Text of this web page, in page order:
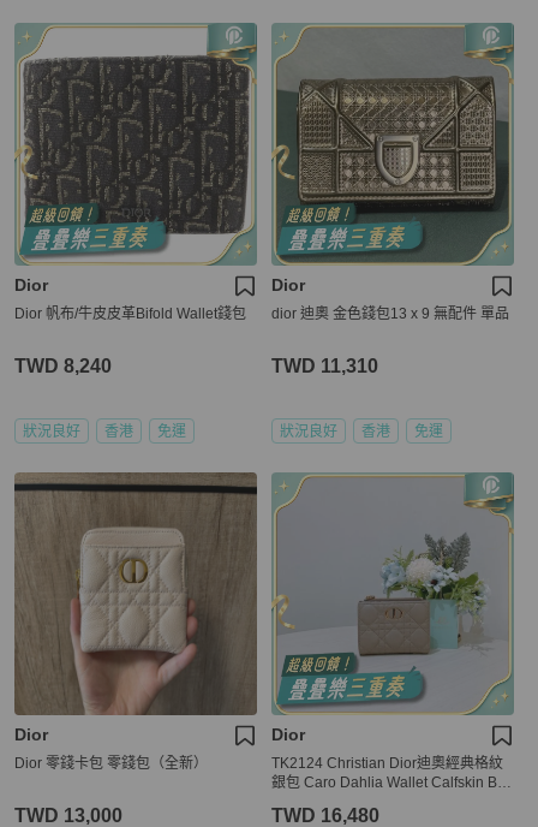
Dior
Dior 帆布/牛皮皮革Bifold Wallet錢包
TWD 8,240
狀況良好 香港 免運
Dior
dior 迪奧 金色錢包13 x 9 無配件 單品
TWD 11,310
狀況良好 香港 免運
Dior
Dior 零錢卡包 零錢包（全新）
TWD 13,000
Dior
TK2124 Christian Dior迪奧經典格紋
銀包 Caro Dahlia Wallet Calfskin Bei
TWD 16,480